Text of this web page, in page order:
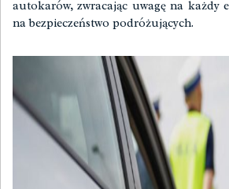
autokarów, zwracając uwagę na każdy
na bezpieczeństwo podróżujących.